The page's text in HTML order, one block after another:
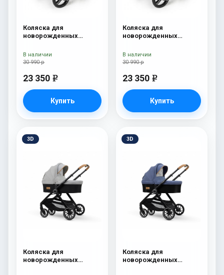
Коляска для
новорожденных
White) Red Lux
30 990 р
23 350 e
Купить
В наличии
Коляска для
новорожденных
White) Borduex
30 990 р
23 350 e
Купить
В наличии
3D
Коляска для
новорожденных
3D
Коляска для
новорожденных